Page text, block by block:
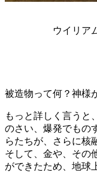
ウイリア
被造物って何？神様
もっと詳しく言うと
のさい、爆発でもの
らたちが、さらに核
そして、金や、その
ができたため、地球